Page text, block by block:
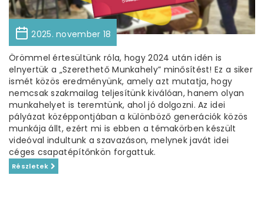
2025. november 18
Örömmel értesültünk róla, hogy 2024 után idén is
elnyertük a „Szerethető Munkahely” minősítést! Ez a siker
ismét közös eredményünk, amely azt mutatja, hogy
nemcsak szakmailag teljesítünk kiválóan, hanem olyan
munkahelyet is teremtünk, ahol jó dolgozni. Az idei
pályázat középpontjában a különböző generációk közös
munkája állt, ezért mi is ebben a témakörben készült
videóval indultunk a szavazáson, melynek javát idei
céges csapatépítőnkön forgattuk.
Részletek